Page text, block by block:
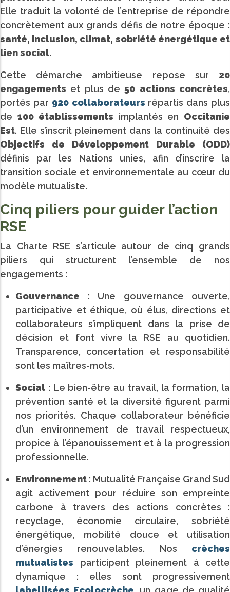
Elle traduit la volonté de l’entreprise de répondre
concrètement aux grands défis de notre époque :
santé, inclusion, climat, sobriété énergétique et
lien social.
Cette démarche ambitieuse repose sur 20
engagements et plus de50 actions concrètes,
portés par 920 collaborateurs répartis dans plus
de 100 établissements implantés en Occitanie
Est. Elle s’inscrit pleinement dans la continuité des
Objectifs de Développement Durable (ODD)
définis par les Nations unies, afin d’inscrire la
transition sociale et environnementale au cœur du
modèle mutualiste.
Cinq piliers pour guider l’action
RSE
La Charte RSE s’articule autour de cinq grands
piliers qui structurent l’ensemble de nos
engagements :
Gouvernance : Une gouvernance ouverte,
participative et éthique, où élus, directions et
collaborateurs s’impliquent dans la prise de
décision et font vivre la RSE au quotidien.
Transparence, concertation et responsabilité
sont les maîtres-mots.
Social : Le bien-être au travail, la formation, la
prévention santé et la diversité figurent parmi
nos priorités. Chaque collaborateur bénéficie
d’un environnement de travail respectueux,
propice à l’épanouissement et à la progression
professionnelle.
Environnement : Mutualité Française Grand Sud
agit activement pour réduire son empreinte
carbone à travers des actions concrètes :
recyclage, économie circulaire, sobriété
énergétique, mobilité douce et utilisation
d’énergies renouvelables. Nos crèches
mutualistes participent pleinement à cette
dynamique : elles sont progressivement